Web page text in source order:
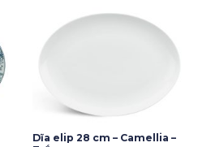
Dĩa elip 28 cm – Camellia –